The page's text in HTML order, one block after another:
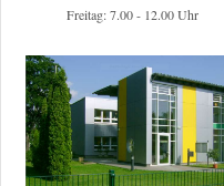
Freitag: 7.00 - 12.00 Uhr